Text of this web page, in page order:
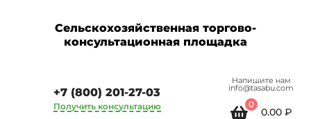
Сельскохозяйственная торгово-
консультационная площадка
Напишите нам
info@tasabu.com
0
0.00 ₽
+7 (800) 201-27-03
Получить консультацию